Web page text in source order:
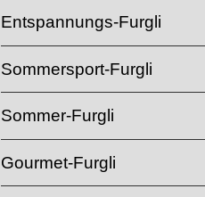
Entspannungs-Furgli
Sommersport-Furgli
Sommer-Furgli
Gourmet-Furgli